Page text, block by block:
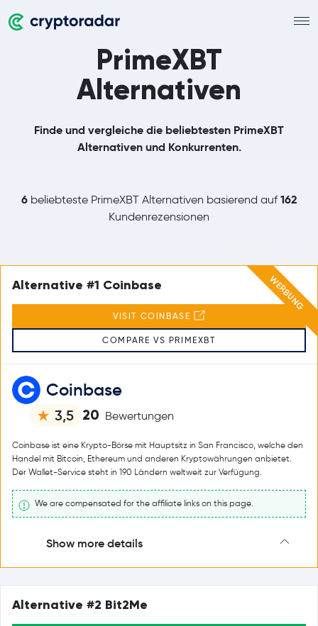
PrimeXBT
Alternativen
Finde und vergleiche die beliebtesten PrimeXBT
Alternativen und Konkurrenten.
6beliebteste PrimeXBT Alternativen basierend auf162
Kundenrezensionen
WERBUNG
Coinbase
3,5 20 Bewertungen
Coinbase ist eine Krypto-Börse mit Hauptsitz in San Francisco, welche den
Handel mit Bitcoin, Ethereum und anderen Kryptowährungen anbietet.
Der Wallet-Service steht in 190 Ländern weltweit zur Verfügung.
We are compensated for the affiliate links on this page.
Show more details
Alternative #1 Coinbase
VISIT COINBASE
COMPARE VS PRIMEXBT
Alternative #2 Bit2Me